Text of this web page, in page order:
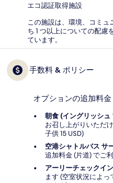
エコ認証取得施設
この施設は、環境、コミュ
ち 1 つ以上についての配慮
ています。
手数料 & ポリシー
オプションの追加料金
朝食 (イングリッシ
お召し上がりいただ
子供 15 USD)
空港シャトルバス サ
追加料金 (片道) でご
アーリーチェックイン
ます (空室状況によ